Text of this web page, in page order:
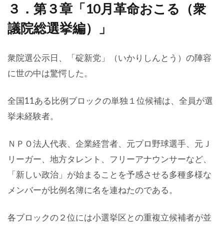
３．第３章「10月革命おこる（衆
議院総選挙編）」
衆院選公示日、「碇新党」（いかりしんとう）の陣容
に世の中は驚愕した。
全国11ある比例ブロックの単独１位候補は、全員が選
挙未経験者。
ＮＰＯ法人代表、企業経営者、元プロ野球選手、元Ｊ
リーガー、地方タレント、フリーアナウンサーなど、
「新しい政治」が始まることを予感させる多種多様な
メンバーが比例名簿に名を連ねたのである。
各ブロックの２位には小選挙区との重複立候補者が並